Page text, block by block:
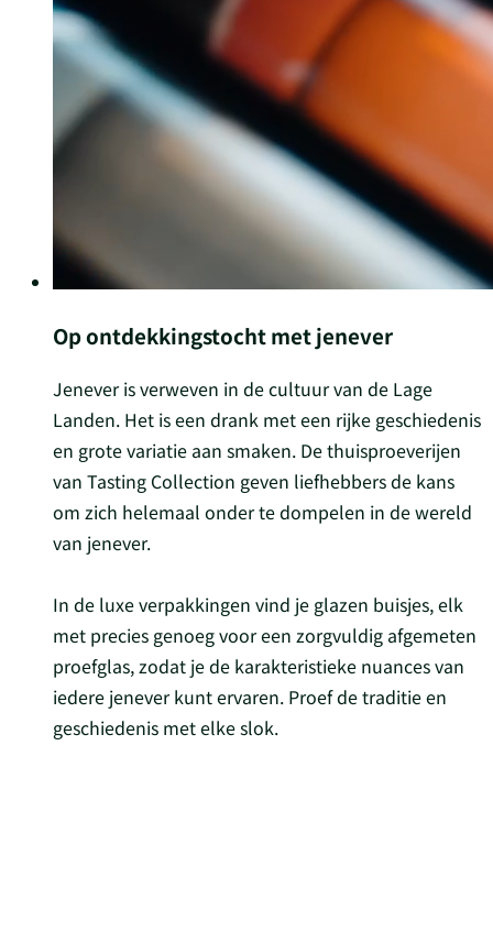
Op ontdekkingstocht met jenever
Jenever is verweven in de cultuur van de Lage
Landen. Het is een drank met een rijke geschiedenis
en grote variatie aan smaken. De thuisproeverijen
van Tasting Collection geven liefhebbers de kans
om zich helemaal onder te dompelen in de wereld
van jenever.
In de luxe verpakkingen vind je glazen buisjes, elk
met precies genoeg voor een zorgvuldig afgemeten
proefglas, zodat je de karakteristieke nuances van
iedere jenever kunt ervaren. Proef de traditie en
geschiedenis met elke slok.